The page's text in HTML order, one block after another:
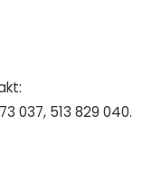
037, 513 829 040.